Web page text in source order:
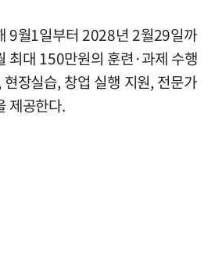
9월1일부터 2028년 2월29일까
최대 150만원의 훈련·과제 수행
장실습, 창업 실행 지원, 전문가
제공한다.